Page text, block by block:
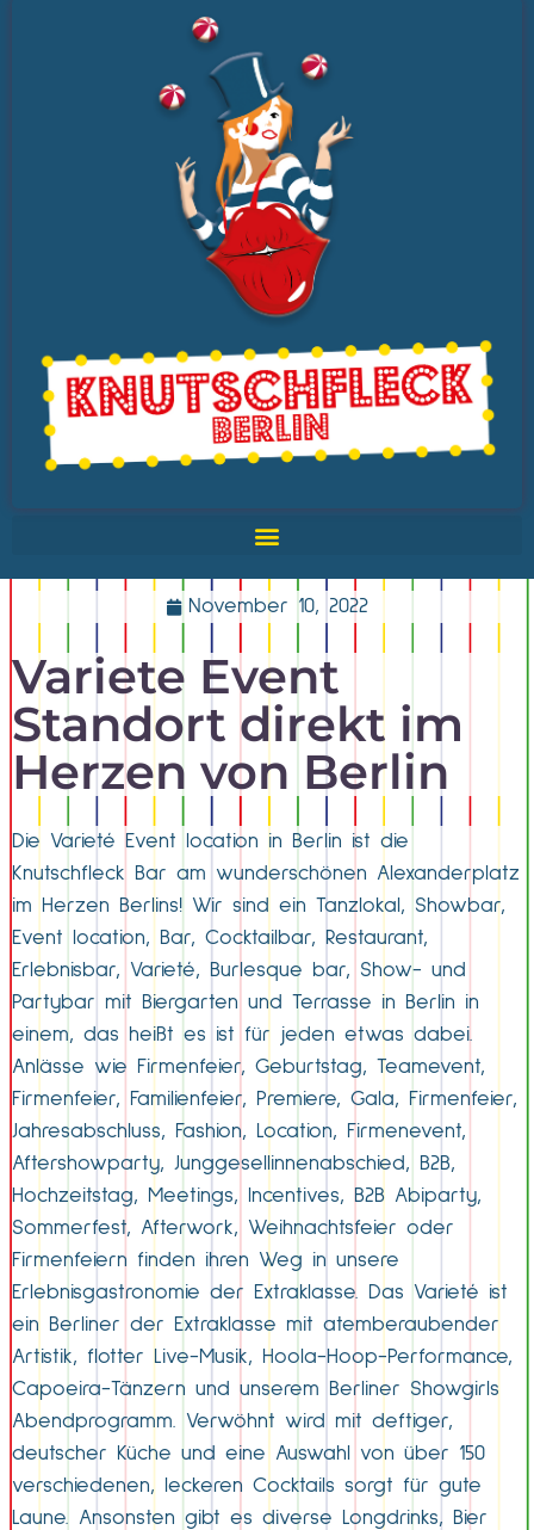
November 10, 2022
Variete Event
Standort direkt im
Herzen von Berlin
Die Varieté Event location in Berlin ist die
Knutschfleck Bar am wunderschönen Alexanderplatz
im Herzen Berlins! Wir sind ein Tanzlokal, Showbar,
Event location, Bar, Cocktailbar, Restaurant,
Erlebnisbar, Varieté, Burlesque bar, Show- und
Partybar mit Biergarten und Terrasse in Berlin in
einem, das heißt es ist für jeden etwas dabei.
Anlässe wie Firmenfeier, Geburtstag, Teamevent,
Firmenfeier, Familienfeier, Premiere, Gala, Firmenfeier,
Jahresabschluss, Fashion, Location, Firmenevent,
Aftershowparty, Junggesellinnenabschied, B2B,
Hochzeitstag, Meetings, Incentives, B2B Abiparty,
Sommerfest, Afterwork, Weihnachtsfeier oder
Firmenfeiern finden ihren Weg in unsere
Erlebnisgastronomie der Extraklasse. Das Varieté ist
ein Berliner der Extraklasse mit atemberaubender
Artistik, flotter Live-Musik, Hoola-Hoop-Performance,
Capoeira-Tänzern und unserem Berliner Showgirls
Abendprogramm. Verwöhnt wird mit deftiger,
deutscher Küche und eine Auswahl von über 150
verschiedenen, leckeren Cocktails sorgt für gute
Laune. Ansonsten gibt es diverse Longdrinks, Bier